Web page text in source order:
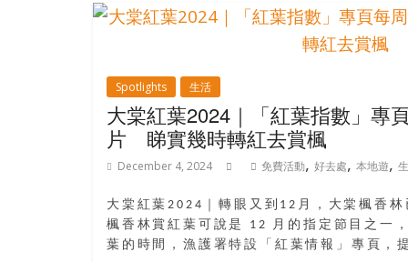
金
共
享
共
樂
共
人
生
下
Spotlights 生活
大棠紅葉2024｜「紅葉指數」專
片 睇實幾時轉紅去賞楓
December 4, 2024 免費活動, 好去處, 本地遊,
大棠紅葉2024｜轉眼又到12月，大棠楓香
楓香林賞紅葉可說是 12 月的指定節目之一
葉的時間，漁護署特設「紅葉情報」專頁，